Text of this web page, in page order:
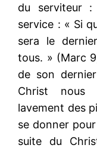
du serviteur :
service : « Si
sera le
tous. » (Marc
de son
Christ nous
lavement des
se donner
suite du